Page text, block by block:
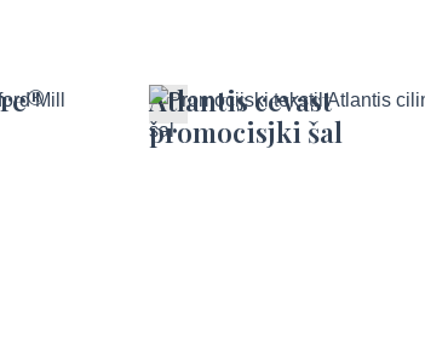
Atlantis cevast
promocisjki šal